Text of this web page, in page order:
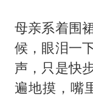
母亲系着围
候，眼泪一
声，只是快
遍地摸，嘴